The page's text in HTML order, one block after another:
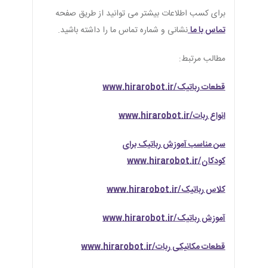
برای کسب اطلاعات بیشتر می توانید از طریق صفحه
تماس با مانشانی و شماره تماس ما را داشته باشید.
مطالب مرتبط:
قطعات رباتیک/www.hirarobot.ir
انواع ربات/www.hirarobot.ir
سن مناسب آموزش رباتیک برای
کودکان/www.hirarobot.ir
کلاس رباتیک/www.hirarobot.ir
آموزش رباتیک/www.hirarobot.ir
قطعات مکانیکی ربات/www.hirarobot.ir